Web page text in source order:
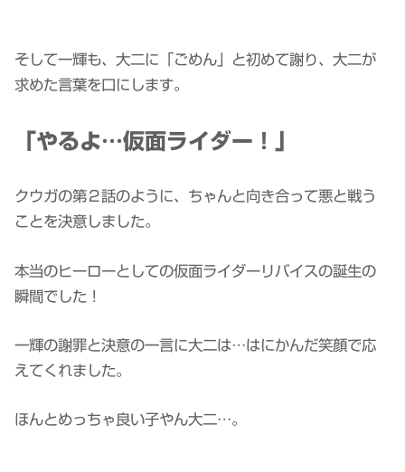
そして一輝も、大二に「ごめん」と初めて謝り、大二が
求めた言葉を口にします。
「やるよ…仮面ライダー！」
クウガの第２話のように、ちゃんと向き合って悪と戦う
ことを決意しました。
本当のヒーローとしての仮面ライダーリバイスの誕生の
瞬間でした！
一輝の謝罪と決意の一言に大二は…はにかんだ笑顔で応
えてくれました。
ほんとめっちゃ良い子やん大二…。